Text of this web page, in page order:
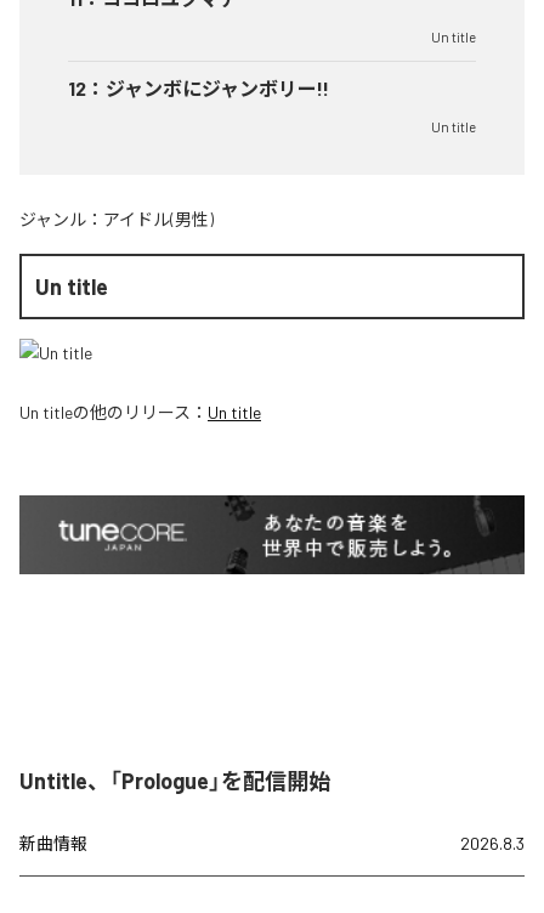
Un title
12 ： ジャンボにジャンボリー!!
Un title
ジャンル： アイドル(男性)
Un title
Un titleの他のリリース： Un title
Untitle、「Prologue」を配信開始
新曲情報 2026.8.3